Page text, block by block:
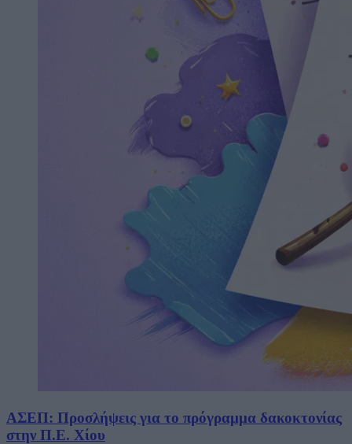
ΑΣΕΠ: Προσλήψεις για το πρόγραμμα δακοκτονίας
στην Π.Ε. Χίου